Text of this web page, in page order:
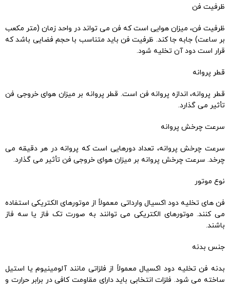
ظرفیت فن
ظرفیت فن، میزان هوایی است که فن می تواند در واحد زمان (متر مکعب
بر ساعت) جابه جا کند. ظرفیت فن باید متناسب با حجم فضایی باشد که
قرار است دود آن تخلیه شود.
قطر پروانه
قطر پروانه، اندازه پروانه فن است. قطر پروانه بر میزان هوای خروجی فن
تأثیر می گذارد.
سرعت چرخش پروانه
سرعت چرخش پروانه، تعداد دورهایی است که پروانه در هر دقیقه می
چرخد. سرعت چرخش پروانه بر میزان هوای خروجی فن تأثیر می گذارد.
نوع موتور
فن های تخلیه دود اکسیال وارداتی معمولاً از موتورهای الکتریکی استفاده
می کنند. موتورهای الکتریکی می توانند به صورت تک فاز یا سه فاز
باشند.
جنس بدنه
بدنه فن تخلیه دود اکسیال معمولاً از فلزاتی مانند آلومینیوم یا استیل
ساخته می شود. فلزات انتخابی باید دارای مقاومت کافی در برابر حرارت و